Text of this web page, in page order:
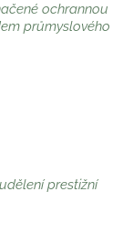
ochrannou
průmyslového
prestižní